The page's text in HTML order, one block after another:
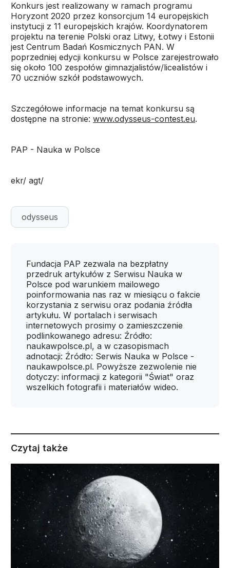
Konkurs jest realizowany w ramach programu
Horyzont 2020 przez konsorcjum 14 europejskich
instytucji z 11 europejskich krajów. Koordynatorem
projektu na terenie Polski oraz Litwy, Łotwy i Estonii
jest Centrum Badań Kosmicznych PAN. W
poprzedniej edycji konkursu w Polsce zarejestrowało
się około 100 zespołów gimnazjalistów/licealistów i
70 uczniów szkół podstawowych.
Szczegółowe informacje na temat konkursu są
dostępne na stronie: www.odysseus-contest.eu.
PAP - Nauka w Polsce
ekr/ agt/
odysseus
Fundacja PAP zezwala na bezpłatny
przedruk artykułów z Serwisu Nauka w
Polsce pod warunkiem mailowego
poinformowania nas raz w miesiącu o fakcie
korzystania z serwisu oraz podania źródła
artykułu. W portalach i serwisach
internetowych prosimy o zamieszczenie
podlinkowanego adresu: Źródło:
naukawpolsce.pl, a w czasopismach
adnotacji: Źródło: Serwis Nauka w Polsce -
naukawpolsce.pl. Powyższe zezwolenie nie
dotyczy: informacji z kategorii "Świat" oraz
wszelkich fotografii i materiałów wideo.
Czytaj także